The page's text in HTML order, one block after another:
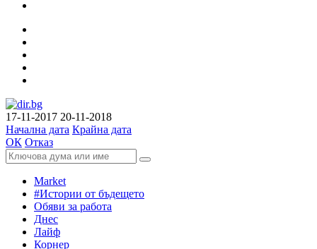
17-11-2017 20-11-2018
Начална дата Крайна дата
ОК Отказ
Market
#Истории от бъдещето
Обяви за работа
Днес
Лайф
Корнер